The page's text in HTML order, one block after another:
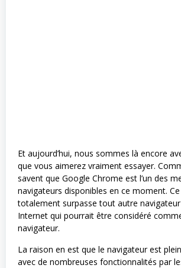
Et aujourd’hui, nous sommes là encore
que vous aimerez vraiment essayer.
savent que Google Chrome est l’un des
navigateurs disponibles en ce moment.
totalement surpasse tout autre
Internet qui pourrait être considéré
navigateur.
La raison en est que le navigateur est
avec de nombreuses fonctionnalités par